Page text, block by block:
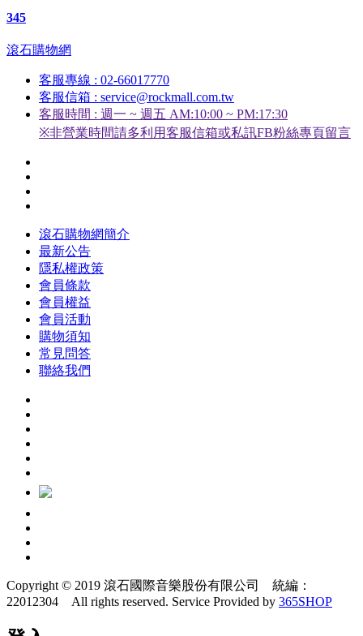
345
滾石購物網
客服專線 : 02-66017770
客服信箱 : service@rockmall.com.tw
客服時間 : 週一 ~ 週五 AM:10:00 ~ PM:17:30
※非營業時間請多利用客服信箱或私訊FB粉絲專頁留言
滾石購物網簡介
最新公告
隱私權政策
會員條款
會員權益
會員活動
購物須知
常見問答
聯絡我們
Copyright © 2019 滾石國際音樂股份有限公司 統編：
22012304 All rights reserved. Service Provided by 365SHOP